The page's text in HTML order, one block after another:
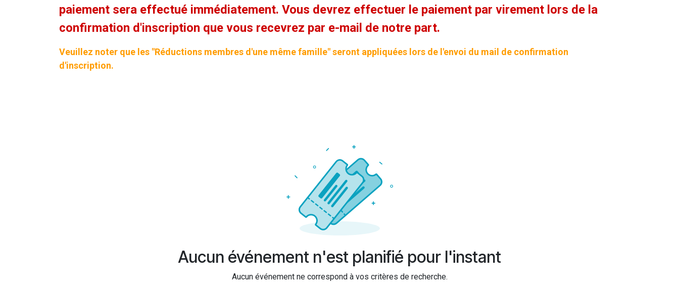
paiement sera effectué immédiatement. Vous devrez effectuer le paiement par virement lors de la
confirmation d'inscription que vous recevrez par e-mail de notre part.
Veuillez noter que les "Réductions membres d'une même famille" seront appliquées lors de l'envoi du mail de confirmation
d'inscription.
Aucun événement n'est planifié pour l'instant
Aucun événement ne correspond à vos critères de recherche.